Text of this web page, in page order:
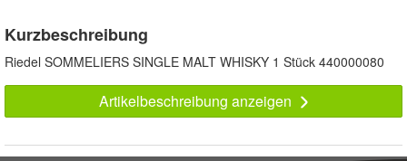
Kurzbeschreibung
Riedel SOMMELIERS SINGLE MALT WHISKY 1 Stück 440000080
Artikelbeschreibung anzeigen